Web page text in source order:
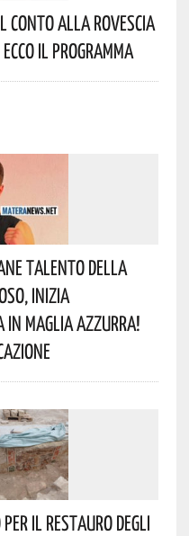
Conto Alla Rovescia
Il Programma
Talento Della
Inizia
In Maglia Azzurra!
Il Restauro Degli